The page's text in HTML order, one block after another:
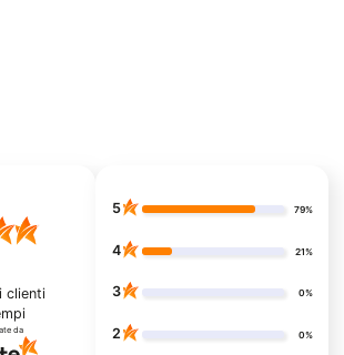
clienti
da
5 79%
4 21%
3 0%
2 0%